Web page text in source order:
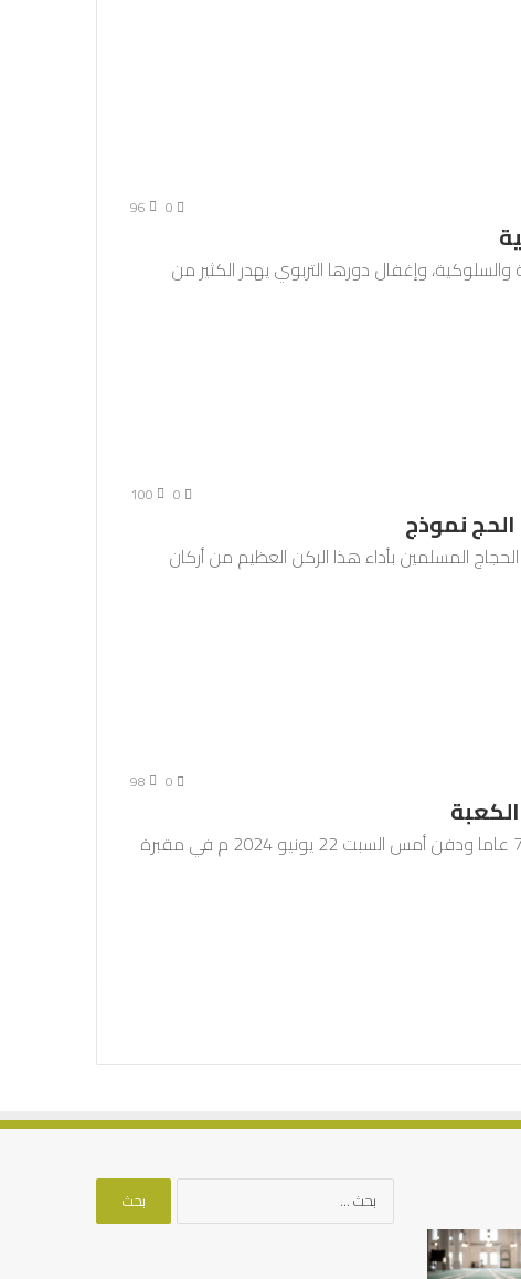
0
96
والسلوكية، وإغفال دورها التربوي يهدر الكثير من
0
100
الحج نموذج
المسلمين بأداء هذا الركن العظيم من أركان
0
98
توفي الدكتور صالح بن زين العابدين الشيبي عن 79 عاما ودفن أمس السبت 22 يونيو 2024 م في مقبرة
الخط
العربي
البحث